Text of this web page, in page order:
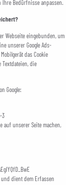
Ihre Bedürfnisse anpassen.
Webseite eingebunden, um
unserer Google Ads-
das Cookie
Textdateien, die
Google:
3
auf unserer Seite machen,
und dient dem Erfassen